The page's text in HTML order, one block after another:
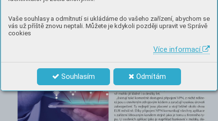
Vaše souhlasy a odmítnutí si ukládáme do vašeho zařízení, abychom se
vás už příště znovu neptali. Můžete je kdykoli později upravit ve Správě
cookies
Více informací
Souhlasím Odmítám